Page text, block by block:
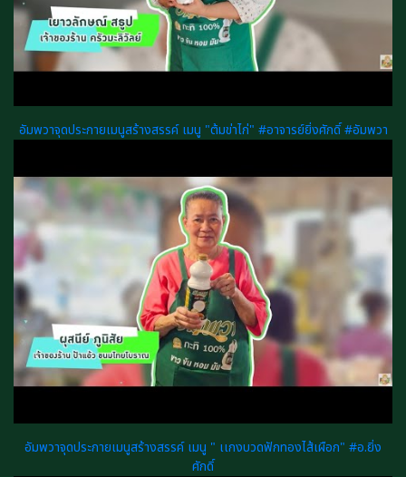
อัมพวาจุดประกายเมนูสร้างสรรค์ เมนู "ต้มข่าไก่" #อาจารย์ยิ่งศักดิ์ #อัมพวา
อัมพวาจุดประกายเมนูสร้างสรรค์ เมนู " เเกงบวดฟักทองไส้เผือก" #อ.ยิ่ง
ศักดิ์